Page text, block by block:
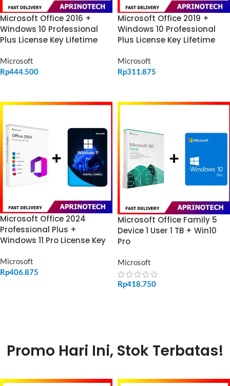
Microsoft Office 2016 +
Windows 10 Professional
Plus License Key Lifetime
Microsoft
Rp444.500
Microsoft Office 2019 +
Windows 10 Professional
Plus License Key Lifetime
Microsoft
Rp311.875
Microsoft Office 2024
Professional Plus +
Windows 11 Pro License Key
Microsoft
Rp406.875
Microsoft Office Family 5
Device 1 User 1 TB + Win10
Pro
Microsoft
Rp418.750
Promo Hari Ini, Stok Terbatas!